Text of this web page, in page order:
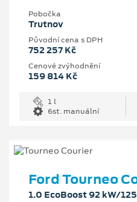
Pobočka
Trutnov
Původní cena s DPH
752 257 Kč
Cenové zvýhodnění
159 814 Kč
1 l
6st. manuální
Ford Tourneo
1.0 EcoBoost 92 kW/